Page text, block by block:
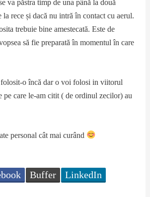
va păstra timp de una până la două
la rece și dacă nu intră în contact cu aerul.
trebuie bine amestecată. Este de
să fie preparată în momentul în care
o încă dar o voi folosi in viitorul
pe care le-am citit ( de ordinul zecilor) au
personal cât mai curând
Buffer
LinkedIn